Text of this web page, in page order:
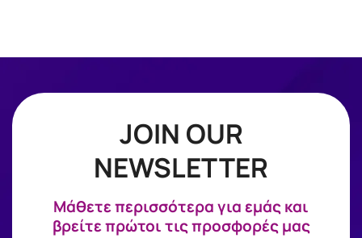
JOIN OUR
NEWSLETTER
Mάθετε περισσότερα για εμάς και
βρείτε πρώτοι τις προσφορές μας